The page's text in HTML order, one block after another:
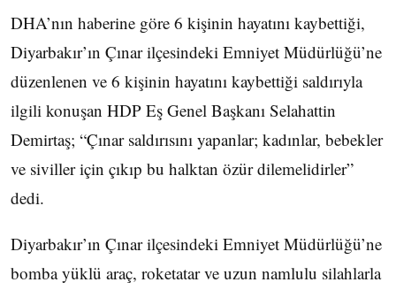
DHA’nın haberine göre 6 kişinin hayatını kaybettiği,
Diyarbakır’ın Çınar ilçesindeki Emniyet Müdürlüğü’ne
düzenlenen ve 6 kişinin hayatını kaybettiği saldırıyla
ilgili konuşan HDP Eş Genel Başkanı Selahattin
Demirtaş; “Çınar saldırısını yapanlar; kadınlar, bebekler
ve siviller için çıkıp bu halktan özür dilemelidirler”
dedi.
Diyarbakır’ın Çınar ilçesindeki Emniyet Müdürlüğü’ne
bomba yüklü araç, roketatar ve uzun namlulu silahlarla